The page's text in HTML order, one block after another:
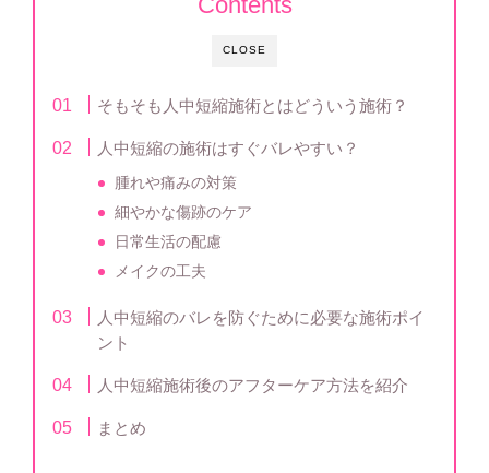
CLOSE
そもそも人中短縮施術とはどういう施術？
人中短縮の施術はすぐバレやすい？
腫れや痛みの対策
細やかな傷跡のケア
日常生活の配慮
メイクの工夫
人中短縮のバレを防ぐために必要な施術ポイ
ント
人中短縮施術後のアフターケア方法を紹介
まとめ